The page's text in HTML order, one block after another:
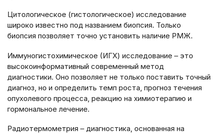
Цитологическое (гистологическое) исследование
широко известно под названием биопсия. Только
биопсия позволяет точно установить наличие РМЖ.
Иммуногистохимическое (ИГХ) исследование – это
высокоинформативный современный метод
диагностики. Оно позволяет не только поставить точный
диагноз, но и определить темп роста, прогноз течения
опухолевого процесса, реакцию на химиотерапию и
гормональное лечение.
Радиотермометрия – диагностика, основанная на